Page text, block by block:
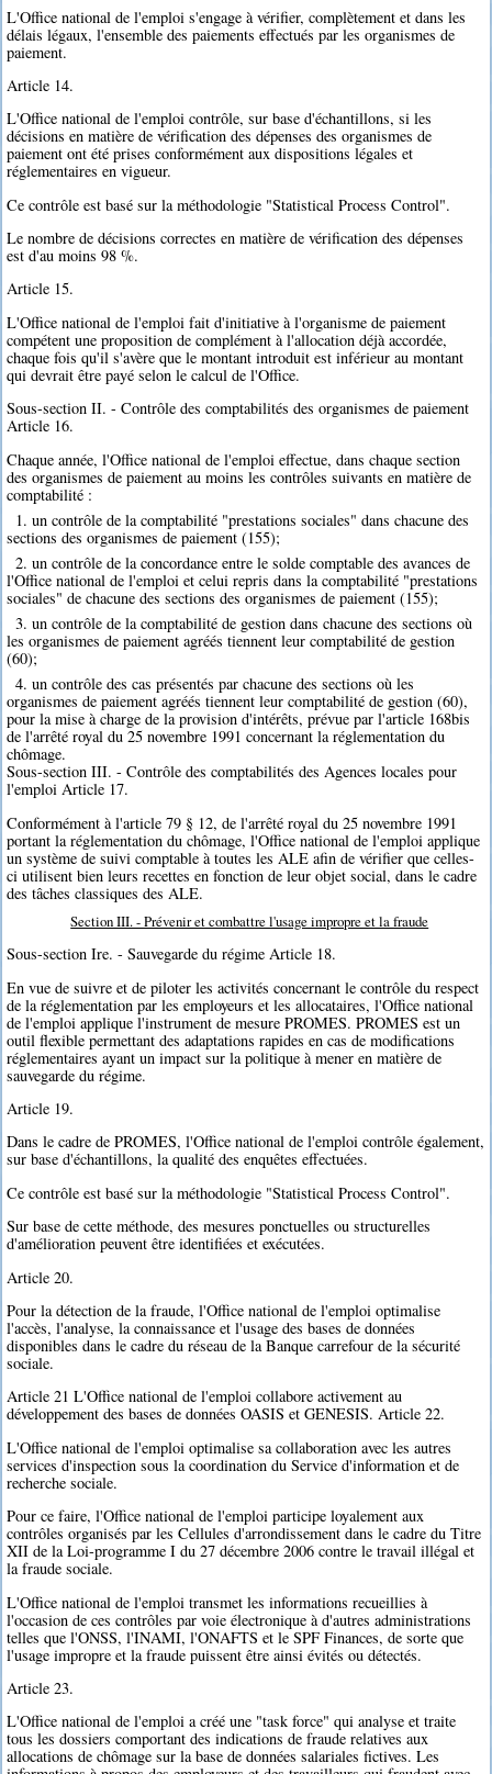
L'Office national de l'emploi s'engage à vérifier, complètement et dans les
délais légaux, l'ensemble des paiements effectués par les organismes de
paiement.
Article 14.
L'Office national de l'emploi contrôle, sur base d'échantillons, si les
décisions en matière de vérification des dépenses des organismes de
paiement ont été prises conformément aux dispositions légales et
réglementaires en vigueur.
Ce contrôle est basé sur la méthodologie "Statistical Process Control".
Le nombre de décisions correctes en matière de vérification des dépenses
est d'au moins 98 %.
Article 15.
L'Office national de l'emploi fait d'initiative à l'organisme de paiement
compétent une proposition de complément à l'allocation déjà accordée,
chaque fois qu'il s'avère que le montant introduit est inférieur au montant
qui devrait être payé selon le calcul de l'Office.
Sous-section II. - Contrôle des comptabilités des organismes de paiement
Article 16.
Chaque année, l'Office national de l'emploi effectue, dans chaque section
des organismes de paiement au moins les contrôles suivants en matière de
comptabilité :
1. un contrôle de la comptabilité "prestations sociales" dans chacune des
sections des organismes de paiement (155);
2. un contrôle de la concordance entre le solde comptable des avances de
l'Office national de l'emploi et celui repris dans la comptabilité "prestations
sociales" de chacune des sections des organismes de paiement (155);
3. un contrôle de la comptabilité de gestion dans chacune des sections où
les organismes de paiement agréés tiennent leur comptabilité de gestion
(60);
4. un contrôle des cas présentés par chacune des sections où les
organismes de paiement agréés tiennent leur comptabilité de gestion (60),
pour la mise à charge de la provision d'intérêts, prévue par l'article 168bis
de l'arrêté royal du 25 novembre 1991 concernant la réglementation du
chômage.
Sous-section III. - Contrôle des comptabilités des Agences locales pour
l'emploi Article 17.
Conformément à l'article 79 § 12, de l'arrêté royal du 25 novembre 1991
portant la réglementation du chômage, l'Office national de l'emploi applique
un système de suivi comptable à toutes les ALE afin de vérifier que celles-
ci utilisent bien leurs recettes en fonction de leur objet social, dans le cadre
des tâches classiques des ALE.
Section III. - Prévenir et combattre l'usage impropre et la fraude
Sous-section Ire. - Sauvegarde du régime Article 18.
En vue de suivre et de piloter les activités concernant le contrôle du respect
de la réglementation par les employeurs et les allocataires, l'Office national
de l'emploi applique l'instrument de mesure PROMES. PROMES est un
outil flexible permettant des adaptations rapides en cas de modifications
réglementaires ayant un impact sur la politique à mener en matière de
sauvegarde du régime.
Article 19.
Dans le cadre de PROMES, l'Office national de l'emploi contrôle également,
sur base d'échantillons, la qualité des enquêtes effectuées.
Ce contrôle est basé sur la méthodologie "Statistical Process Control".
Sur base de cette méthode, des mesures ponctuelles ou structurelles
d'amélioration peuvent être identifiées et exécutées.
Article 20.
Pour la détection de la fraude, l'Office national de l'emploi optimalise
l'accès, l'analyse, la connaissance et l'usage des bases de données
disponibles dans le cadre du réseau de la Banque carrefour de la sécurité
sociale.
Article 21 L'Office national de l'emploi collabore activement au
développement des bases de données OASIS et GENESIS. Article 22.
L'Office national de l'emploi optimalise sa collaboration avec les autres
services d'inspection sous la coordination du Service d'information et de
recherche sociale.
Pour ce faire, l'Office national de l'emploi participe loyalement aux
contrôles organisés par les Cellules d'arrondissement dans le cadre du Titre
XII de la Loi-programme I du 27 décembre 2006 contre le travail illégal et
la fraude sociale.
L'Office national de l'emploi transmet les informations recueillies à
l'occasion de ces contrôles par voie électronique à d'autres administrations
telles que l'ONSS, l'INAMI, l'ONAFTS et le SPF Finances, de sorte que
l'usage impropre et la fraude puissent être ainsi évités ou détectés.
Article 23.
L'Office national de l'emploi a créé une "task force" qui analyse et traite
tous les dossiers comportant des indications de fraude relatives aux
allocations de chômage sur la base de données salariales fictives. Les